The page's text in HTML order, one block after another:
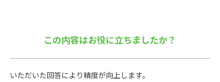
この内容はお役に立ちましたか？
いただいた回答により精度が向上します。